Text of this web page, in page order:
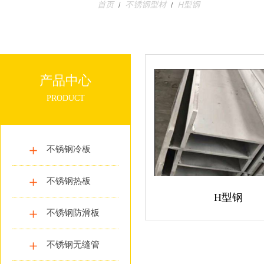
首页 / 不锈钢型材 / H型钢
不锈钢冷板
不锈钢热板
不锈钢防滑板
不锈钢无缝管
PRODUCT
产品中心
H型钢